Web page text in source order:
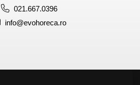
021.667.0396
info@evohoreca.ro